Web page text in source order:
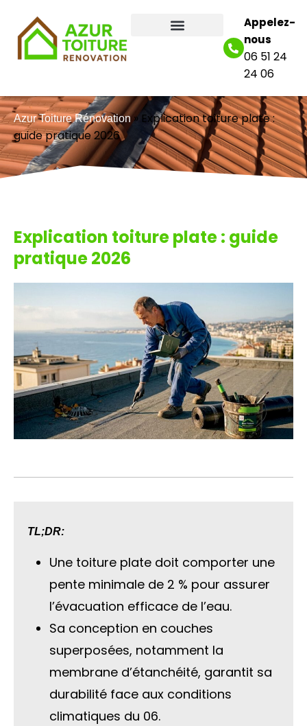
Appelez-
nous
06 51 24
24 06
Azur Toiture Rénovation» Explication toiture plate :
guide pratique 2026
Explication toiture plate : guide
pratique 2026
TL;DR:
Une toiture plate doit comporter une
pente minimale de 2 % pour assurer
l’évacuation efficace de l’eau.
Sa conception en couches
superposées, notamment la
membrane d’étanchéité, garantit sa
durabilité face aux conditions
climatiques du 06.